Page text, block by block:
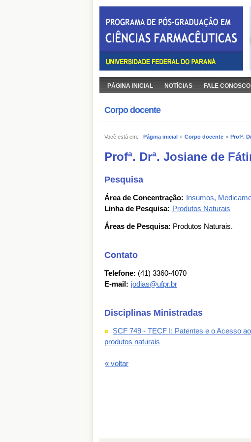
PÁGINA INICIAL NOTÍCIAS FALE CONOSCO
Corpo docente
Você está em: Página inicial » Corpo docente » Profª.
Profª. Drª. Josiane de
Pesquisa
Área de Concentração: Insumos,
Linha de Pesquisa: Produtos Naturais
Áreas de Pesquisa: Produtos Naturais.
Contato
Telefone: (41) 3360-4070
E-mail: jodias@ufpr.br
Disciplinas Ministradas
SCF 749 - TECF I: Patentes e o Acesso
produtos naturais
« voltar